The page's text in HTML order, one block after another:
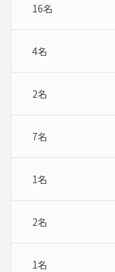
16名
4名
2名
7名
1名
2名
1名